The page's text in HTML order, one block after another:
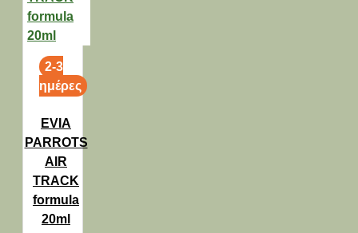
2-3
ημέρες
EVIA
PARROTS
AIR
TRACK
formula
20ml